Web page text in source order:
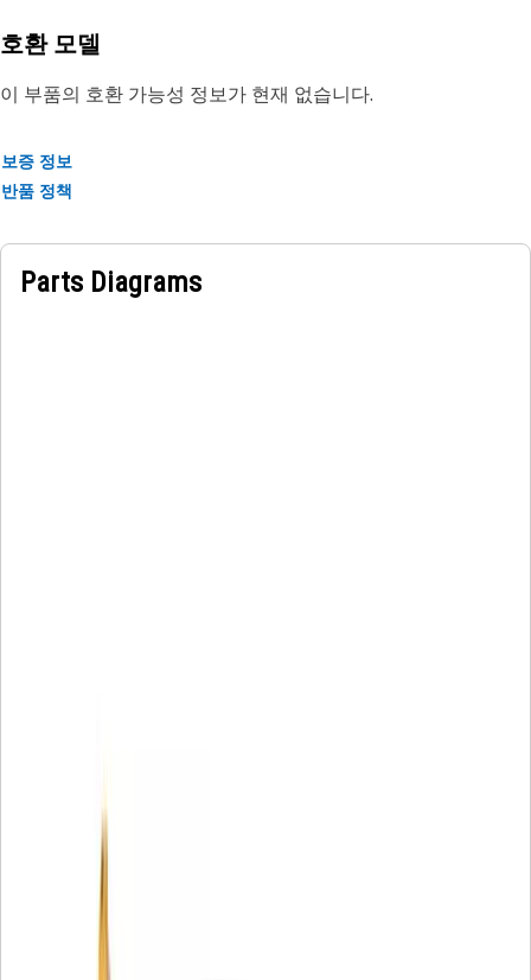
호환 모델
이 부품의 호환 가능성 정보가 현재 없습니다.
보증 정보
반품 정책
Parts Diagrams